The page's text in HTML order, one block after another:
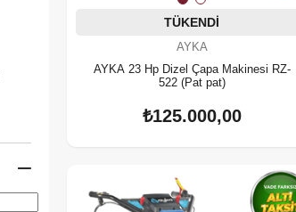
TÜKENDI
AYKA
AYKA 23 Hp Dizel Çapa Makinesi RZ-
522 (Pat pat)
₺125.000,00